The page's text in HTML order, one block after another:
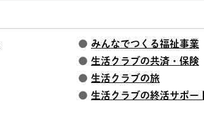
● みんなでつくる福祉事業
● 生活クラブの共済・保険
● 生活クラブの旅
● 生活クラブの終活サポー